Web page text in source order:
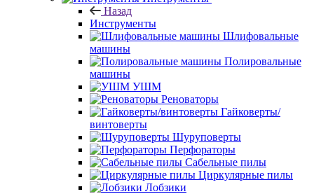
Назад
Инструменты
Шлифовальные
машины
Полировальные
машины
УШМ
Реноваторы
Гайковерты/
винтоверты
Шуруповерты
Перфораторы
Сабельные пилы
Циркулярные пилы
Лобзики